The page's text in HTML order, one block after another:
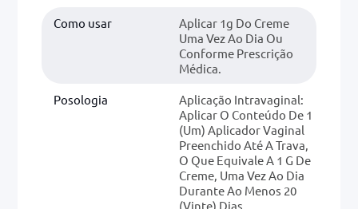
Como usar
Aplicar 1g Do Creme
Uma Vez Ao Dia Ou
Conforme Prescrição
Médica.
Posologia
Aplicação Intravaginal:
Aplicar O Conteúdo De 1
(um) Aplicador Vaginal
Preenchido Até A Trava,
O Que Equivale A 1 G De
Creme, Uma Vez Ao Dia
Durante Ao Menos 20
(vinte) Dias